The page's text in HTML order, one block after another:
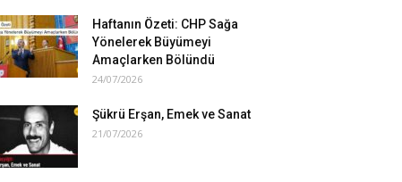
Haftanın Özeti: CHP Sağa
Yönelerek Büyümeyi
Amaçlarken Bölündü
24/07/2026
Şükrü Erşan, Emek ve Sanat
21/07/2026